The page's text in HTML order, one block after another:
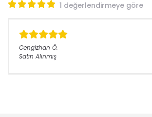
1 değerlendirmeye göre
Cengizhan Ö.
Satın Alınmış